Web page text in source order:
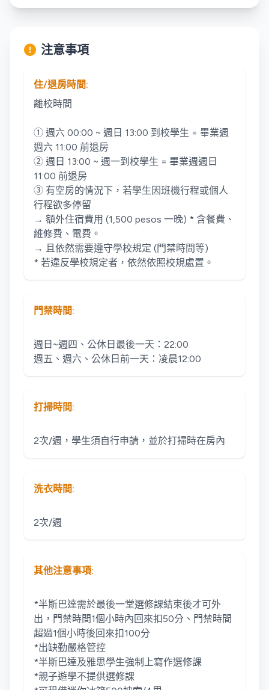
注意事項
住/退房時間:
離校時間
① 週六 00:00 ~ 週日 13:00 到校學生 = 畢業週
週六 11:00 前退房
② 週日 13:00 ~ 週一到校學生 = 畢業週週日
11:00 前退房
③ 有空房的情況下，若學生因班機行程或個人
行程欲多停留
→ 額外住宿費用 (1,500 pesos 一晚) * 含餐費、
維修費、電費。
→ 且依然需要遵守學校規定 (門禁時間等)
* 若違反學校規定者，依然依照校規處置。
門禁時間:
週日~週四、公休日最後一天：22:00
打掃時間:
洗衣時間:
其他注意事項:
*半斯巴達需於最後一堂選修課結束後才可外
出，門禁時間1個小時內回來扣50分、門禁時間
超過1個小時後回來扣100分
*出缺勤嚴格管控
*半斯巴達及雅思學生強制上寫作選修課
*親子遊學不提供選修課